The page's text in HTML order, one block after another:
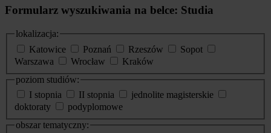
Formularz wyszukiwania na belce: Studia
lokalizacja:
Katowice
Poznań Rzeszów
Sopot
Warszawa
Wrocław
Kraków
poziom studiów:
I stopnia
II stopnia
jednolite magisterskie
doktoraty
podyplomowe
obszar tematyczny: